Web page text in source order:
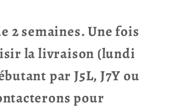
2 semaines. Une fois
la livraison (lundi
par J5L, J7Y ou
pour